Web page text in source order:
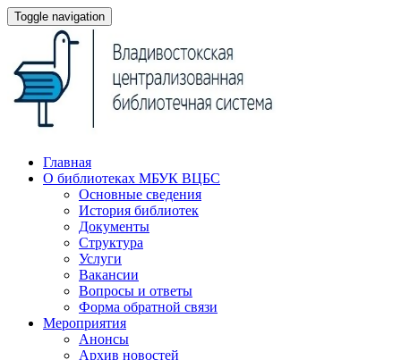
Toggle navigation
Главная
О библиотеках МБУК ВЦБС
Основные сведения
История библиотек
Документы
Структура
Услуги
Вакансии
Вопросы и ответы
Форма обратной связи
Мероприятия
Анонсы
Архив новостей